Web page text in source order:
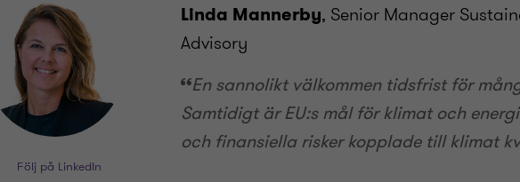
Följ på LinkedIn
Linda Mannerby, Senior Manager
Advisory
En sannolikt välkommen tidsfrist för
Samtidigt är EU:s mål för klimat och
och finansiella risker kopplade till klimat